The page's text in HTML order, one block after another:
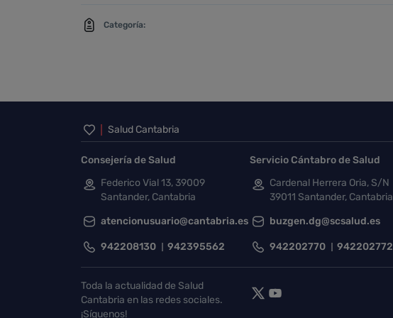
Categoría:
Inicio del pie de página
Salud Cantabria
Consejería de Salud
Federico Vial 13, 39009
Santander, Cantabria
atencionusuario@cantabria.es
942208130 942395562
Servicio Cántabro de Salud
Cardenal Herrera Oria, S/N
39011 Santander, Cantabria
buzgen.dg@scsalud.es
942202770 942202772
Toda la actualidad de Salud
Cantabria en las redes sociales.
¡Síguenos!